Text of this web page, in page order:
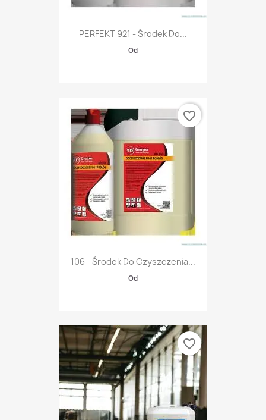
PERFEKT 921 - Środek Do...
Od
106 - Środek Do Czyszczenia...
Od
favorite_border
favorite_border